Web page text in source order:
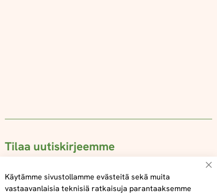
Tilaa uutiskirjeemme
Käytämme sivustollamme evästeitä sekä muita
vastaavanlaisia teknisiä ratkaisuja parantaaksemme